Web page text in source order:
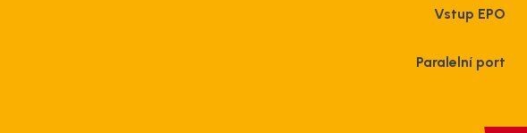
Vstup EPO
Paralelní port